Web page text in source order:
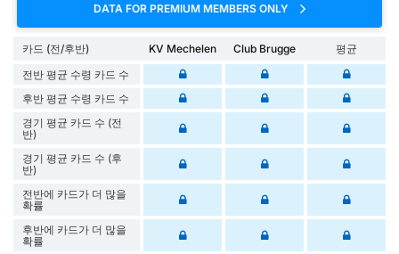
DATA FOR PREMIUM MEMBERS ONLY
카드 (전/후반) KV Mechelen Club Brugge
평균
전반 평균 수령 카드 수
후반 평균 수령 카드 수
경기 평균 카드 수 (전
반)
경기 평균 카드 수 (후
반)
전반에 카드가 더 많을
확률
후반에 카드가 더 많을
확률